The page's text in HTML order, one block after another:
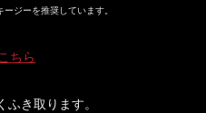
ジーを推奨しています。
ちら
き取ります。